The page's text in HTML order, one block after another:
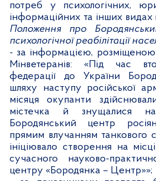
потреб у психологічних,
інформаційних та інших видах
Положення про
психологічної реабілітації
- за інформацією,
Мінветеранів: «Під час
федерації до України
шляху наступу російської
місяця окупанти
містечка й знущалися
Бородянський центр
прямим влучанням танкового
ініціювало створення на
сучасного науково-
центру «Бородянка – Центр»»;